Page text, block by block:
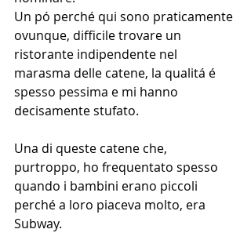
Un pó perché qui sono praticamente
ovunque, difficile trovare un
ristorante indipendente nel
marasma delle catene, la qualitá é
spesso pessima e mi hanno
decisamente stufato.
Una di queste catene che,
purtroppo, ho frequentato spesso
quando i bambini erano piccoli
perché a loro piaceva molto, era
Subway.